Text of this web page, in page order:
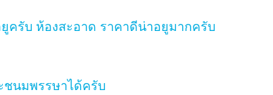
ครับ ห้องสะอาด ราคาดีน่าอยูมากครับ
ชนมพรรษาได้ครับ